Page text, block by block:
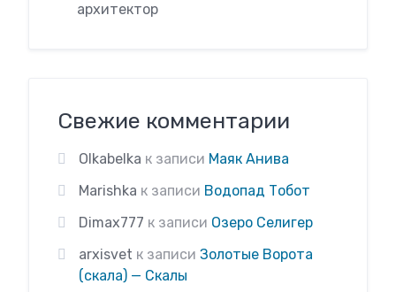
архитектор
Свежие комментарии
Olkabelka к записи Маяк Анива
Marishka к записи Водопад Тобот
Dimax777 к записи Озеро Селигер
arxisvet к записи Золотые Ворота
(скала) — Скалы